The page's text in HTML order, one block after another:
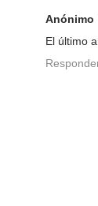
Anónimo
El último